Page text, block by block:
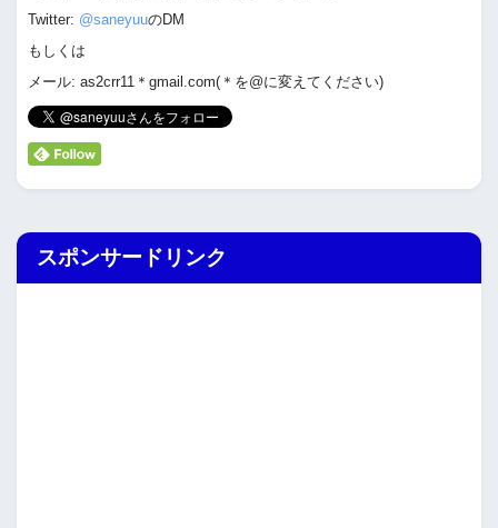
Twitter: @saneyuuのDM
もしくは
メール: as2crr11＊gmail.com(＊を@に変えてください)
スポンサードリンク